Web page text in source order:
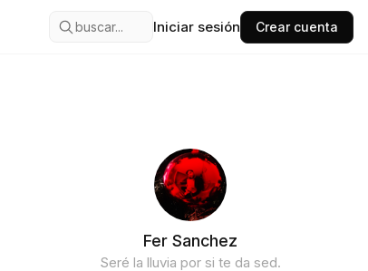
buscar... Iniciar sesión Crear cuenta
Fer Sanchez
Seré la lluvia por si te da sed.